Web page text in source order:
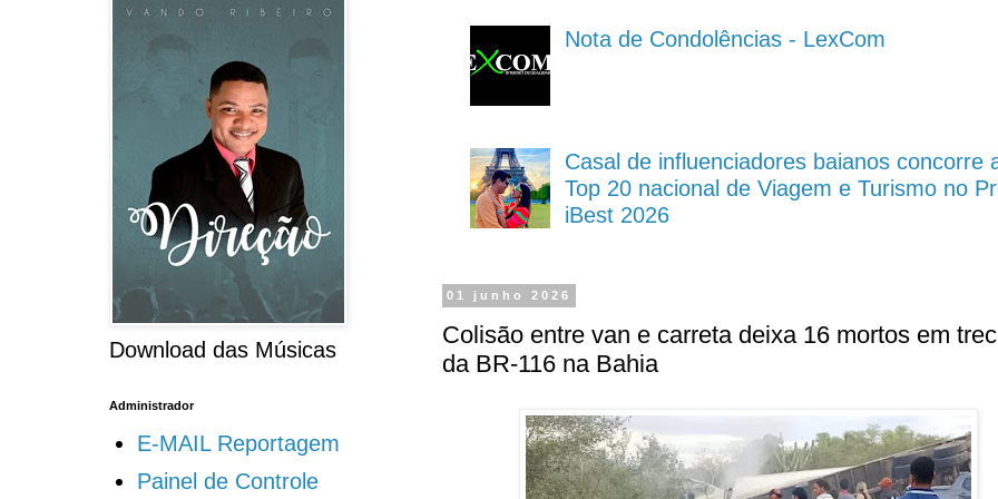
Nota de Condolências - LexCom
Casal de influenciadores baianos concorre
Top 20 nacional de Viagem e Turismo no
iBest 2026
01 junho 2026
Colisão entre van e carreta deixa 16 mortos em
da BR-116 na Bahia
Download das Músicas
Administrador
E-MAIL Reportagem
Painel de Controle